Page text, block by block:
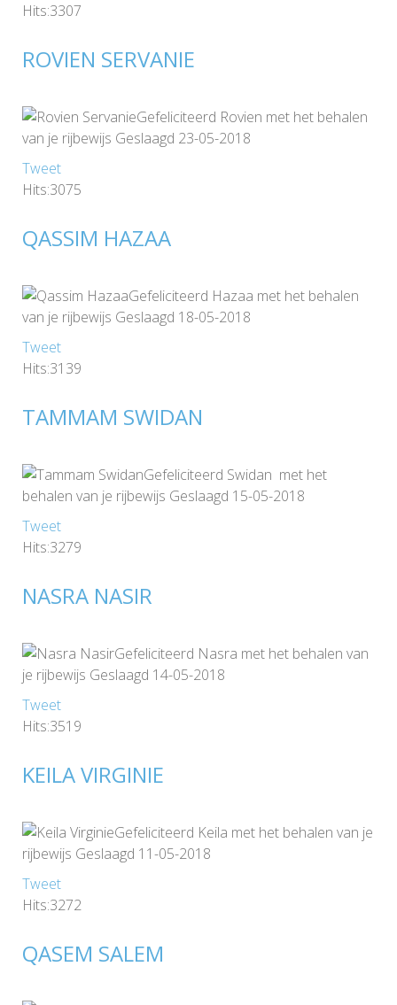
Hits:3307
ROVIEN SERVANIE
Gefeliciteerd Rovien met het behalen
van je rijbewijs Geslaagd 23-05-2018
Tweet
Hits:3075
QASSIM HAZAA
Gefeliciteerd Hazaa met het behalen
van je rijbewijs Geslaagd 18-05-2018
Tweet
Hits:3139
TAMMAM SWIDAN
Gefeliciteerd Swidan met het
behalen van je rijbewijs Geslaagd 15-05-2018
Tweet
Hits:3279
NASRA NASIR
Gefeliciteerd Nasra met het behalen van
je rijbewijs Geslaagd 14-05-2018
Tweet
Hits:3519
KEILA VIRGINIE
Gefeliciteerd Keila met het behalen van je
rijbewijs Geslaagd 11-05-2018
Tweet
Hits:3272
QASEM SALEM